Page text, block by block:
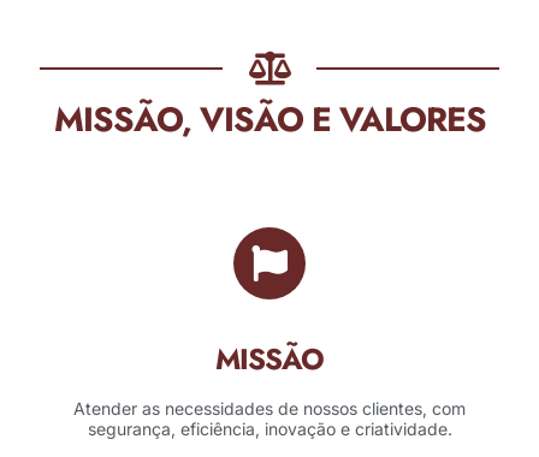
MISSÃO, VISÃO E VALORES
MISSÃO
Atender as necessidades de nossos clientes, com
segurança, eficiência, inovação e criatividade.